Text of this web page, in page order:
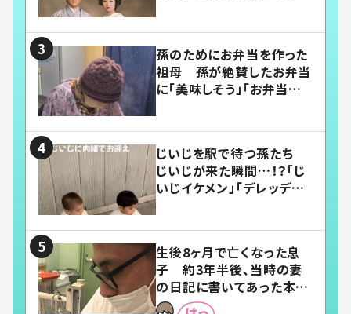
孫のためにお弁当を作った
祖母 孫が絶賛したお弁当
に「美味しそう」「お弁当すご
じいじを駅で待つ孫たち
じいじが来た瞬間…！？「じ
いじイケメン」「デレッデレ」
生後8ヶ月で亡くなった息
子 約3年半後、当時の妻
の日記に書いてあった本音
とは